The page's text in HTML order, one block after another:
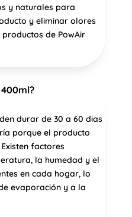
y naturales para
y eliminar olores
de PowAir
400ml?
durar de 30 a 60 dias
porque el producto
factores
la humedad y el
en cada hogar, lo
evaporación y a la